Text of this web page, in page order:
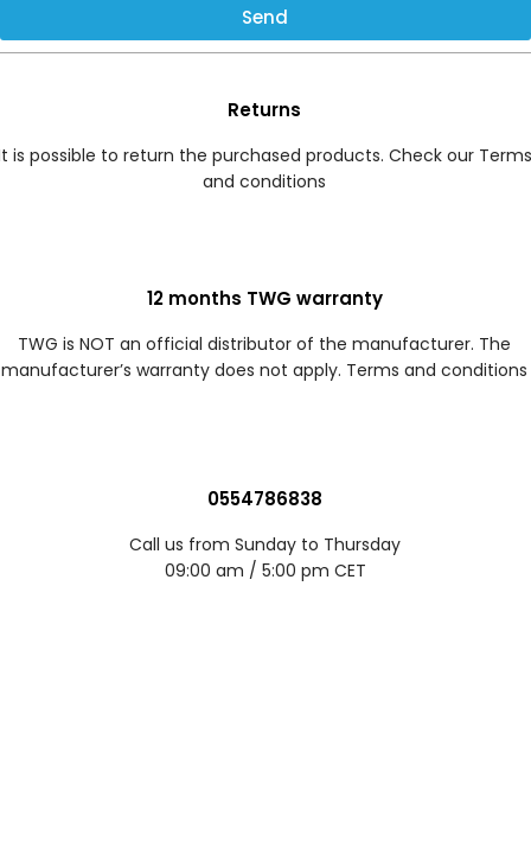
Send
Returns
is possible to return the purchased products. Check our Terms
and conditions
12 months TWG warranty
TWG is NOT an official distributor of the manufacturer. The
manufacturer’s warranty does not apply. Terms and conditions
0554786838
Call us from Sunday to Thursday
09:00 am / 5:00 pm CET